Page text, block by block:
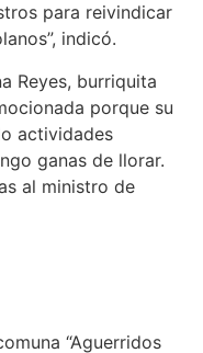
para reivindicar
indicó.
Reyes, burriquita
porque su
actividades
ganas de llorar.
al ministro de
“Aguerridos